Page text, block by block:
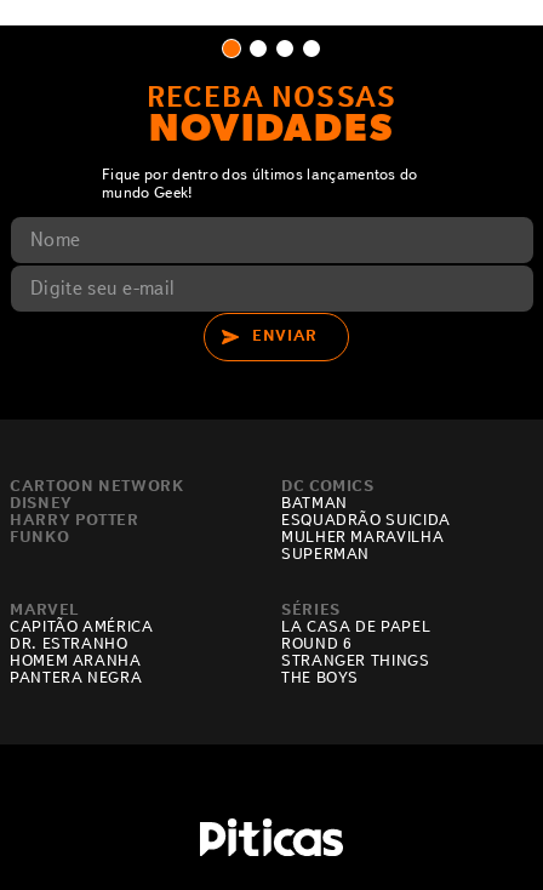
RECEBA NOSSAS
NOVIDADES
Fique por dentro dos últimos lançamentos do
mundo Geek!
ENVIAR
CARTOON NETWORK
DISNEY
HARRY POTTER
FUNKO
DC COMICS
BATMAN
ESQUADRÃO SUICIDA
MULHER MARAVILHA
SUPERMAN
MARVEL
CAPITÃO AMÉRICA
DR. ESTRANHO
HOMEM ARANHA
PANTERA NEGRA
SÉRIES
LA CASA DE PAPEL
ROUND 6
STRANGER THINGS
THE BOYS